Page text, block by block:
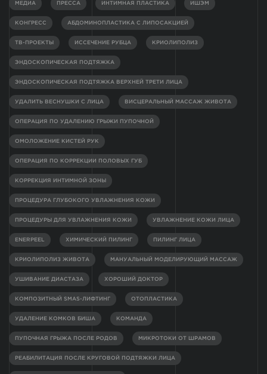
МЕДИА ПРЕССА ИНТИМНАЯ ПЛАСТИКА ИШЭМ
КОНГРЕСС АБДОМИНОПЛАСТИКА С ЛИПОСАКЦИЕЙ
ТВ-ПРОЕКТЫ ИССЕЧЕНИЕ РУБЦА КРИОЛИПОЛИЗ
ЭНДОСКОПИЧЕСКАЯ ПОДТЯЖКА
ЭНДОСКОПИЧЕСКАЯ ПОДТЯЖКА ВЕРХНЕЙ ТРЕТИ ЛИЦА
УДАЛИТЬ ВЕСНУШКИ С ЛИЦА ВИСЦЕРАЛЬНЫЙ МАССАЖ ЖИВОТА
ОПЕРАЦИЯ ПО УДАЛЕНИЮ ГРЫЖИ ПУПОЧНОЙ
ОМОЛОЖЕНИЕ КИСТЕЙ РУК
ОПЕРАЦИЯ ПО КОРРЕКЦИИ ПОЛОВЫХ ГУБ
КОРРЕКЦИЯ ИНТИМНОЙ ЗОНЫ
ПРОЦЕДУРА ГЛУБОКОГО УВЛАЖНЕНИЯ КОЖИ
ПРОЦЕДУРЫ ДЛЯ УВЛАЖНЕНИЯ КОЖИ УВЛАЖНЕНИЕ КОЖИ ЛИЦА
ENERPEEL ХИМИЧЕСКИЙ ПИЛИНГ ПИЛИНГ ЛИЦА
КРИОЛИПОЛИЗ ЖИВОТА МАНУАЛЬНЫЙ МОДЕЛИРУЮЩИЙ МАССАЖ
УШИВАНИЕ ДИАСТАЗА ХОРОШИЙ ДОКТОР
КОМПОЗИТНЫЙ SMAS-ЛИФТИНГ ОТОПЛАСТИКА
УДАЛЕНИЕ КОМКОВ БИША КОМАНДА
ПУПОЧНАЯ ГРЫЖА ПОСЛЕ РОДОВ МИКРОТОКИ ОТ ШРАМОВ
РЕАБИЛИТАЦИЯ ПОСЛЕ КРУГОВОЙ ПОДТЯЖКИ ЛИЦА